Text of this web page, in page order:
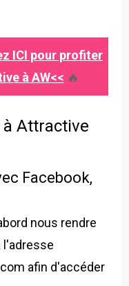
ICI pour profiter
à AW<< 🔥
Attractive
Facebook,
nous rendre
l'adresse
afin d'accéder